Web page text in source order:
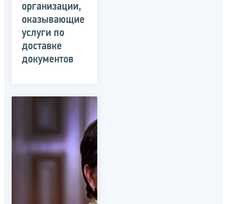
организации,
оказывающие
услуги по
доставке
документов